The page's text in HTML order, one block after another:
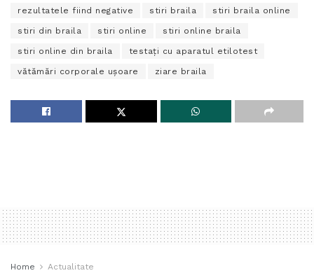
rezultatele fiind negative stiri braila stiri braila online
stiri din braila stiri online stiri online braila
stiri online din braila testaţi cu aparatul etilotest
vătămări corporale uşoare ziare braila
Home Actualitate